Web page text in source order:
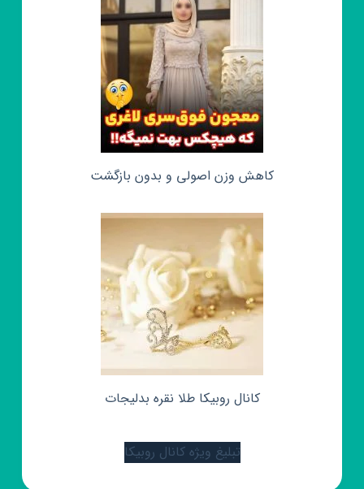
کاهش وزن اصولی و بدون بازگشت
کانال روبیکا طلا نقره بدلیجات
تبلیغ ویژه کانال روبیکا